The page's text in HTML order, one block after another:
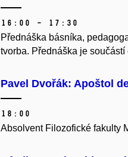
16:00 – 17:30
Přednáška básníka,
tvorba. Přednáška je
Pavel Dvořák: Apoštol
18:00
Absolvent Filozofické fakulty